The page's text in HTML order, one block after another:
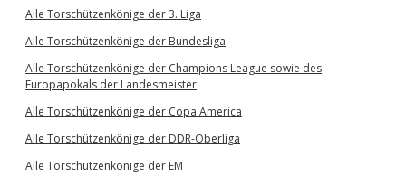
Alle Torschützenkönige der 3. Liga
Alle Torschützenkönige der Bundesliga
Alle Torschützenkönige der Champions League sowie des
Europapokals der Landesmeister
Alle Torschützenkönige der Copa America
Alle Torschützenkönige der DDR-Oberliga
Alle Torschützenkönige der EM